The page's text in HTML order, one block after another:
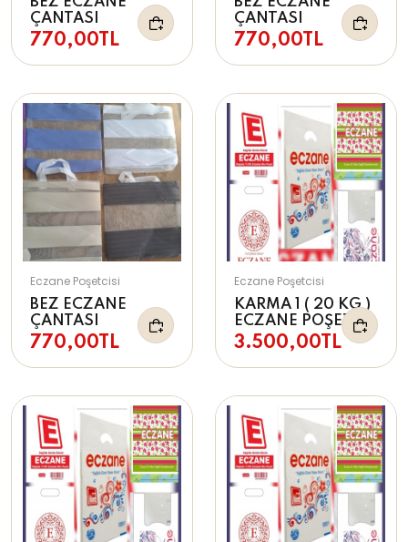
ÇANTASI
770,00TL
ÇANTASI
770,00TL
Eczane Poşetcisi
BEZ ECZANE
ÇANTASI
770,00TL
Eczane Poşetcisi
KARMA 1 ( 20 KG )
ECZANE POŞETİ
3.500,00TL